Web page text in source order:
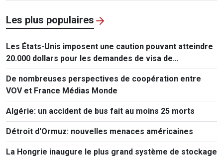
Les plus populaires
Les États-Unis imposent une caution pouvant atteindre
20.000 dollars pour les demandes de visa de
ressortissants de 50 pays
De nombreuses perspectives de coopération entre
VOV et France Médias Monde
Algérie: un accident de bus fait au moins 25 morts
Détroit d'Ormuz: nouvelles menaces américaines
La Hongrie inaugure le plus grand système de stockage